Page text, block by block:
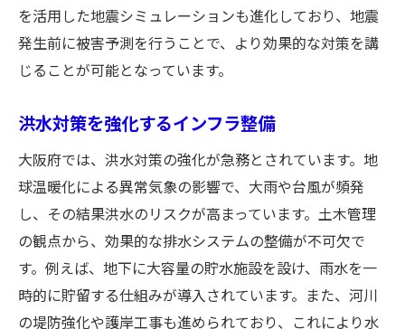
を活用した地震シミュレーションも進化しており、地震
発生前に被害予測を行うことで、より効果的な対策を講
じることが可能となっています。
洪水対策を強化するインフラ整備
大阪府では、洪水対策の強化が急務とされています。地
球温暖化による異常気象の影響で、大雨や台風が頻発
し、その結果洪水のリスクが高まっています。土木管理
の観点から、効果的な排水システムの整備が不可欠で
す。例えば、地下に大容量の貯水施設を設け、雨水を一
時的に貯留する仕組みが導入されています。また、河川
の堤防強化や護岸工事も進められており、これにより水